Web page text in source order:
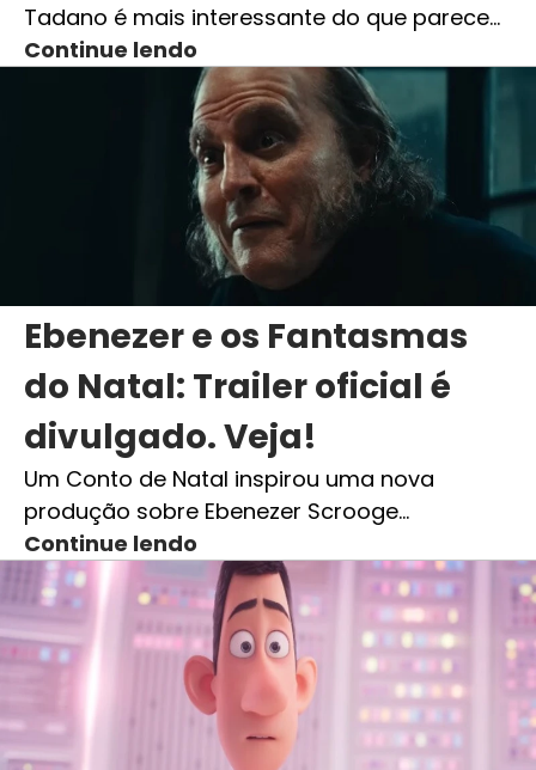
Tadano é mais interessante do que parece…
Continue lendo
Ebenezer e os Fantasmas
do Natal: Trailer oficial é
divulgado. Veja!
Um Conto de Natal inspirou uma nova
produção sobre Ebenezer Scrooge…
Continue lendo